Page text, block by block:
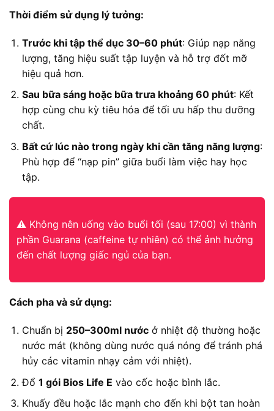
Thời điểm sử dụng lý tưởng:
Trước khi tập thể dục 30–60 phút: Giúp nạp năng
lượng, tăng hiệu suất tập luyện và hỗ trợ đốt mỡ
hiệu quả hơn.
Sau bữa sáng hoặc bữa trưa khoảng 60 phút: Kết
hợp cùng chu kỳ tiêu hóa để tối ưu hấp thu dưỡng
chất.
Bất cứ lúc nào trong ngày khi cần tăng năng lượng:
Phù hợp để “nạp pin” giữa buổi làm việc hay học
tập.
⚠️ Không nên uống vào buổi tối (sau 17:00) vì thành
phần Guarana (caffeine tự nhiên) có thể ảnh hưởng
đến chất lượng giấc ngủ của bạn.
Cách pha và sử dụng:
Chuẩn bị 250–300ml nướcở nhiệt độ thường hoặc
nước mát (không dùng nước quá nóng để tránh phá
hủy các vitamin nhạy cảm với nhiệt).
Đổ 1 gói Bios Life E vào cốc hoặc bình lắc.
Khuấy đều hoặc lắc mạnh cho đến khi bột tan hoàn